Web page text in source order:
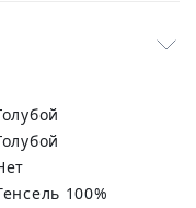
Голубой
голубой
Нет
тенсель 100%